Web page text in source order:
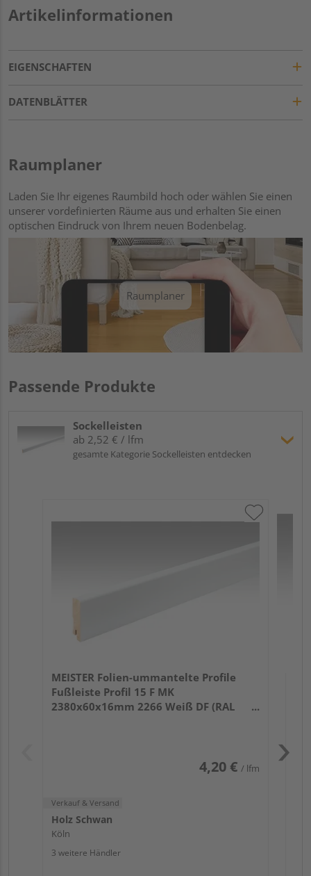
Artikelinformationen
EIGENSCHAFTEN
DATENBLÄTTER
Raumplaner
Laden Sie Ihr eigenes Raumbild hoch oder wählen Sie einen
unserer vordefinierten Räume aus und erhalten Sie einen
optischen Eindruck von Ihrem neuen Bodenbelag.
Raumplaner
Passende Produkte
Sockelleisten
ab 2,52 € / lfm
gesamte Kategorie Sockelleisten entdecken
MEISTER Folien-ummantelte Profile
Fußleiste Profil 15 F MK
2380x60x16mm 2266 Weiß DF (RAL
4,20 € / lfm
Verkauf & Versand
Holz Schwan
Köln
3 weitere Händler